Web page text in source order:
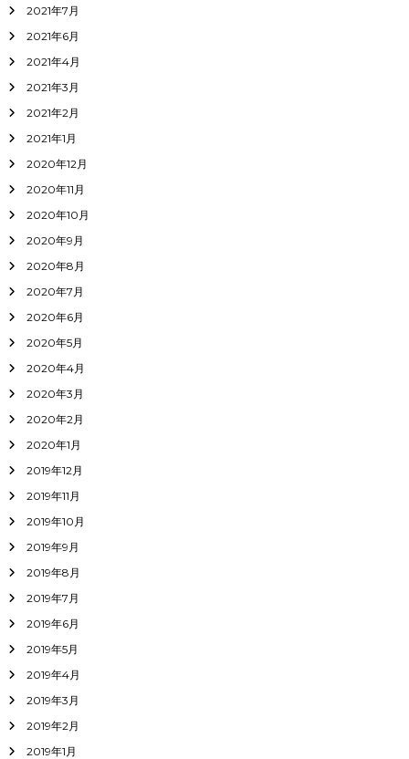
2021年7月
2021年6月
2021年4月
2021年3月
2021年2月
2021年1月
2020年12月
2020年11月
2020年10月
2020年9月
2020年8月
2020年7月
2020年6月
2020年5月
2020年4月
2020年3月
2020年2月
2020年1月
2019年12月
2019年11月
2019年10月
2019年9月
2019年8月
2019年7月
2019年6月
2019年5月
2019年4月
2019年3月
2019年2月
2019年1月